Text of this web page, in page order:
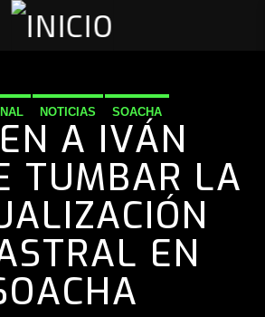
NOTICIAS SOACHA
A IVÁN
TUMBAR LA
EN